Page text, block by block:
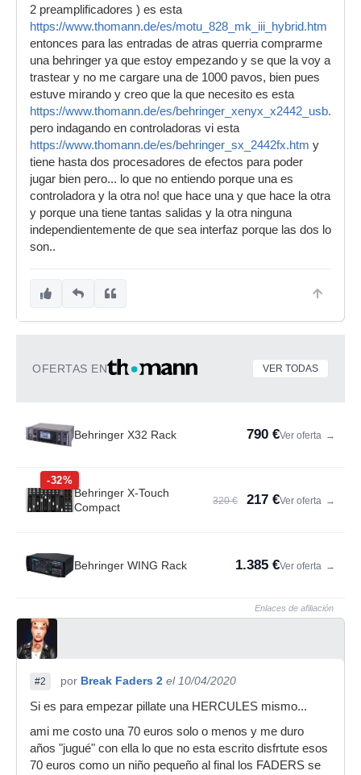
2 preamplificadores ) es esta
https://www.thomann.de/es/motu_828_mk_iii_hybrid.htm
entonces para las entradas de atras querria comprarme
una behringer ya que estoy empezando y se que la voy a
trastear y no me cargare una de 1000 pavos, bien pues
estuve mirando y creo que la que necesito es esta
https://www.thomann.de/es/behringer_xenyx_x2442_usb.htm
pero indagando en controladoras vi esta
https://www.thomann.de/es/behringer_sx_2442fx.htm y
tiene hasta dos procesadores de efectos para poder
jugar bien pero... lo que no entiendo porque una es
controladora y la otra no! que hace una y que hace la otra
y porque una tiene tantas salidas y la otra ninguna
independientemente de que sea interfaz porque las dos lo
son..
OFERTAS EN VER TODAS
Behringer X32 Rack 790 €Ver oferta →
-32%
Behringer X-Touch
Compact
320 € 217 €Ver oferta →
Behringer WING Rack 1.385 €Ver oferta →
Enlaces de afiliación
#2 por Break Faders 2 el 10/04/2020
Si es para empezar pillate una HERCULES mismo...
ami me costo una 70 euros solo o menos y me duro
años "jugué" con ella lo que no esta escrito disfrtute esos
70 euros como un niño pequeño al final los FADERS se